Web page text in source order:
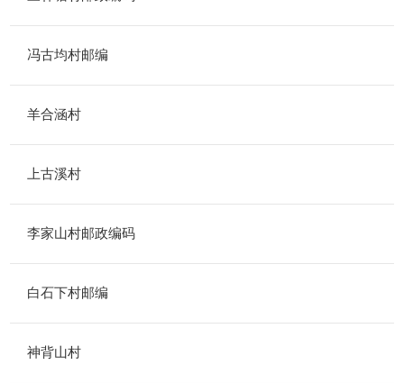
冯古均村邮编
羊合涵村
上古溪村
李家山村邮政编码
白石下村邮编
神背山村